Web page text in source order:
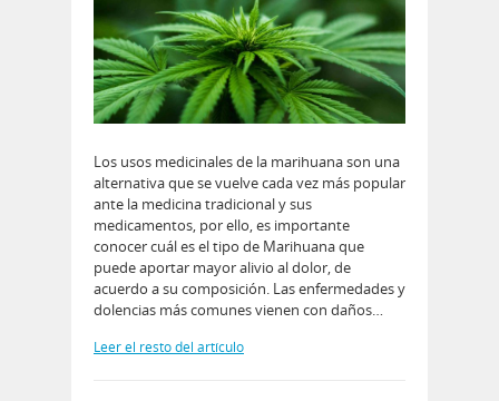
Los usos medicinales de la marihuana son una
alternativa que se vuelve cada vez más popular
ante la medicina tradicional y sus
medicamentos, por ello, es importante
conocer cuál es el tipo de Marihuana que
puede aportar mayor alivio al dolor, de
acuerdo a su composición. Las enfermedades y
dolencias más comunes vienen con daños…
Leer el resto del artículo